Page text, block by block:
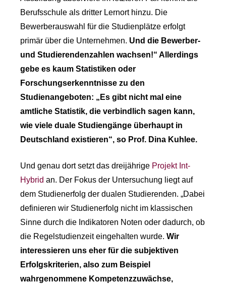
Berufsschule als dritter Lernort hinzu. Die
Bewerberauswahl für die Studienplätze erfolgt
primär über die Unternehmen. Und die Bewerber-
und Studierendenzahlen wachsen!“ Allerdings
gebe es kaum Statistiken oder
Forschungserkenntnisse zu den
Studienangeboten: „Es gibt nicht mal eine
amtliche Statistik, die verbindlich sagen kann,
wie viele duale Studiengänge überhaupt in
Deutschland existieren“, so Prof. Dina Kuhlee.
Und genau dort setzt das dreijährige Projekt Int-
Hybrid an. Der Fokus der Untersuchung liegt auf
dem Studienerfolg der dualen Studierenden. „Dabei
definieren wir Studienerfolg nicht im klassischen
Sinne durch die Indikatoren Noten oder dadurch, ob
die Regelstudienzeit eingehalten wurde. Wir
interessieren uns eher für die subjektiven
Erfolgskriterien, also zum Beispiel
wahrgenommene Kompetenzzuwächse,